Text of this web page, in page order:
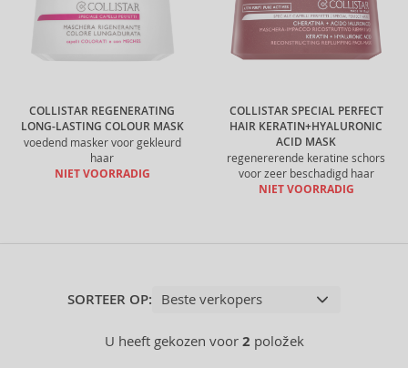
COLLISTAR REGENERATING
LONG-LASTING COLOUR MASK
voedend masker voor gekleurd
haar
NIET VOORRADIG
COLLISTAR SPECIAL PERFECT
HAIR KERATIN+HYALURONIC
ACID MASK
regenererende keratine schors
voor zeer beschadigd haar
NIET VOORRADIG
SORTEER OP:
U heeft gekozen voor 2 položek